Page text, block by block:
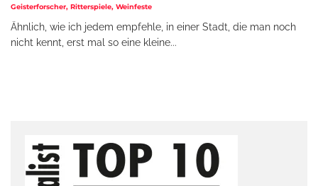
Geisterforscher, Ritterspiele, Weinfeste
Ähnlich, wie ich jedem empfehle, in einer Stadt, die man noch
nicht kennt, erst mal so eine kleine...